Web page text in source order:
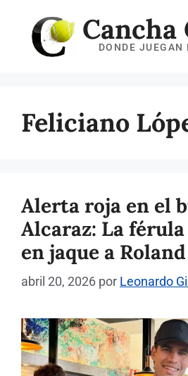
contenido
DONDE JUEGAN
Feliciano
Alerta roja en el
Alcaraz: La
en jaque a
abril 20, 2026 por Leonardo Gil